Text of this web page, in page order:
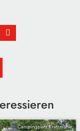
Campingplatz Kratzmühle